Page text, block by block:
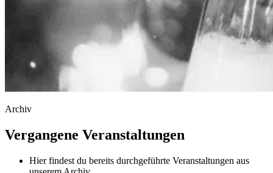
Archiv
Vergangene Veranstaltungen
Hier findest du bereits durchgeführte Veranstaltungen aus